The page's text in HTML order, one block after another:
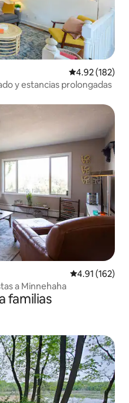
Calificación
4.92 (182)
y estancias prolongadas
huéspedes
Calificación
4.91 (162)
a Minnehaha
familias